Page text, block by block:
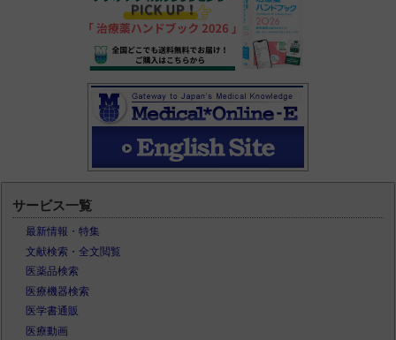
サービス一覧
最新情報・特集
文献検索・全文閲覧
医薬品検索
医療機器検索
医学書通販
医療動画